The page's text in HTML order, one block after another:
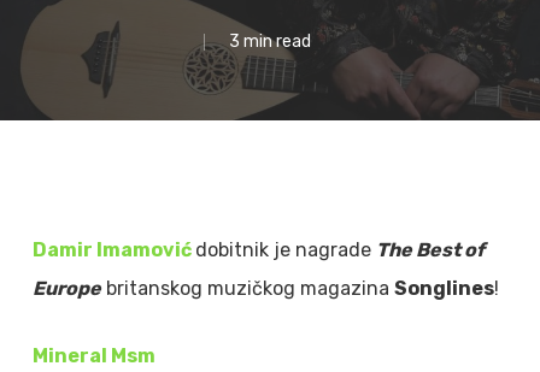
3 min read
Damir Imamović dobitnik je nagrade The Best of
Europebritanskog muzičkog magazina Songlines!
Mineral Msm